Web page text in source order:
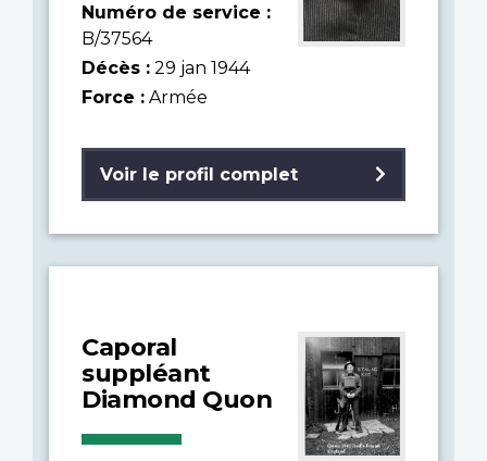
Numéro de service :
B/37564
Décès : 29 jan 1944
Force : Armée
Voir le profil complet
Caporal
suppléant
Diamond Quon